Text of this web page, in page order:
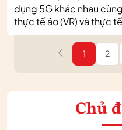
dụng 5G khác nhau
thực tế ảo (VR) và thực
1 2
Chủ